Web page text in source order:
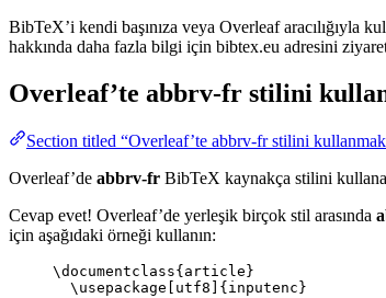
BibTeX’i kendi başınıza veya Overleaf aracılığıyla
hakkında daha fazla bilgi için bibtex.eu adresini
Overleaf’te abbrv-fr stilini
Section titled “Overleaf’te abbrv-fr stilini
Overleaf’de abbrv-fr BibTeX kaynakça stilini
Cevap evet! Overleaf’de yerleşik birçok stil arasında
için aşağıdaki örneği kullanın:
\documentclass{ article }
\usepackage
utf8 ]{ inputenc }